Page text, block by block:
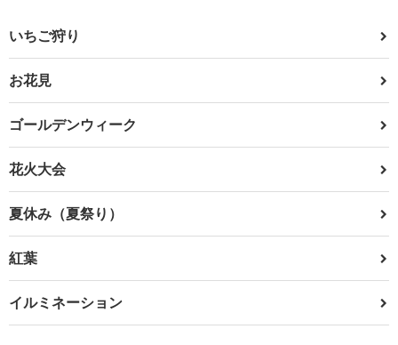
いちご狩り
お花見
ゴールデンウィーク
花火大会
夏休み（夏祭り）
紅葉
イルミネーション